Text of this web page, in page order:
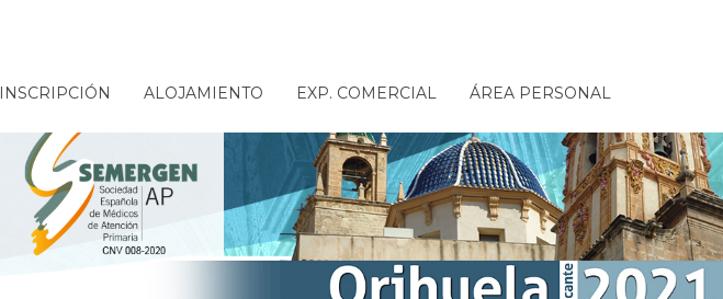
INSCRIPCIÓN ALOJAMIENTO EXP. COMERCIAL ÁREA PERSONAL